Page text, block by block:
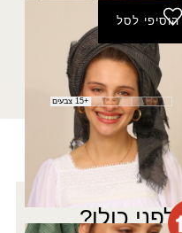
עד
⁦₪99.00⁩
הוסיפי לסל
צעיף סלי
₪60.00
+15 צבעים
כולן?